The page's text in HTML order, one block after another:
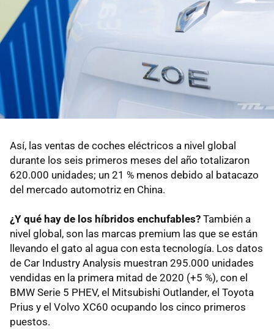
Así, las ventas de coches eléctricos a nivel global
durante los seis primeros meses del año totalizaron
620.000 unidades; un 21 % menos debido al batacazo
del mercado automotriz en China.
¿Y qué hay de los híbridos enchufables? También a
nivel global, son las marcas premium las que se están
llevando el gato al agua con esta tecnología. Los datos
de Car Industry Analysis muestran 295.000 unidades
vendidas en la primera mitad de 2020 (+5 %), con el
BMW Serie 5 PHEV, el Mitsubishi Outlander, el Toyota
Prius y el Volvo XC60 ocupando los cinco primeros
puestos.